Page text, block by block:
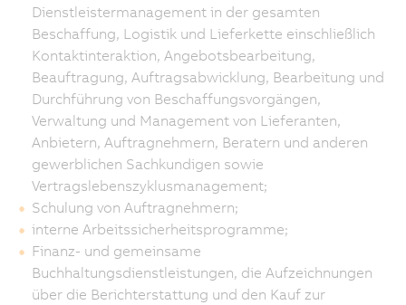
Dienstleistermanagement in der gesamten
Beschaffung, Logistik und Lieferkette einschließlich
Kontaktinteraktion, Angebotsbearbeitung,
Beauftragung, Auftragsabwicklung, Bearbeitung und
Durchführung von Beschaffungsvorgängen,
Verwaltung und Management von Lieferanten,
Anbietern, Auftragnehmern, Beratern und anderen
gewerblichen Sachkundigen sowie
Vertragslebenszyklusmanagement;
Schulung von Auftragnehmern;
interne Arbeitssicherheitsprogramme;
Finanz- und gemeinsame
Buchhaltungsdienstleistungen, die Aufzeichnungen
über die Berichterstattung und den Kauf zur